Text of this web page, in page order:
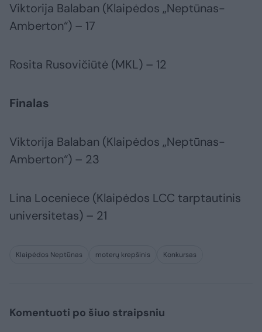
Viktorija Balaban (Klaipėdos „Neptūnas-
Amberton“) – 17
Rosita Rusovičiūtė (MKL) – 12
Finalas
Viktorija Balaban (Klaipėdos „Neptūnas-
Amberton“) – 23
Lina Loceniece (Klaipėdos LCC tarptautinis
universitetas) – 21
Klaipėdos Neptūnas moterų krepšinis Konkursas
Komentuoti po šiuo straipsniu